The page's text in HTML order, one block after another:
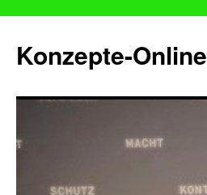
Konzepte-Online